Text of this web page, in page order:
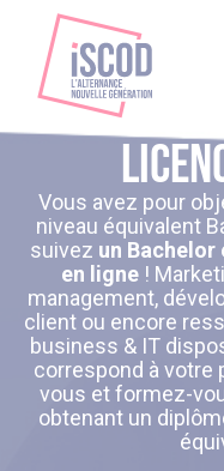
Vous avez pour
niveau équivalent
suivez un Bachelor
en ligne !
management,
client ou encore
business & IT
correspond à votre
vous et formez-
obtenant un